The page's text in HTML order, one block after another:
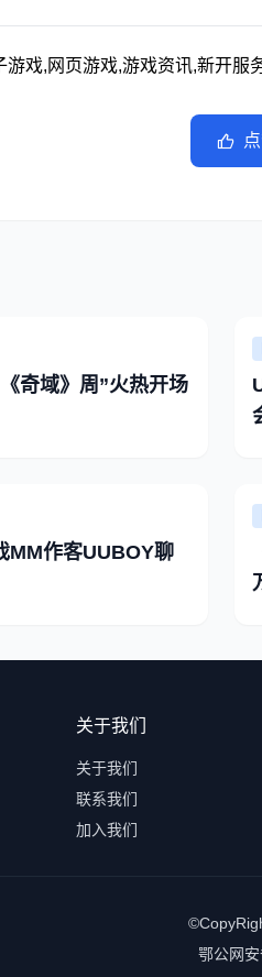
游戏,网页游戏,游戏资讯,新开服
奇域》周”火热开场
MM作客UUBOY聊
关于我们
关于我们
联系我们
加入我们
鄂公网